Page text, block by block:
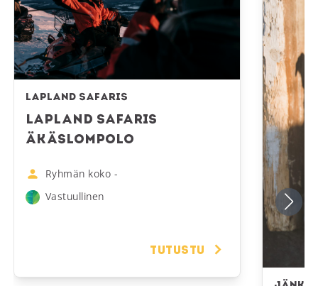
Lapland Safaris
Lapland Safaris
Äkäslompolo
Ryhmän koko -
Vastuullinen
Tutustu